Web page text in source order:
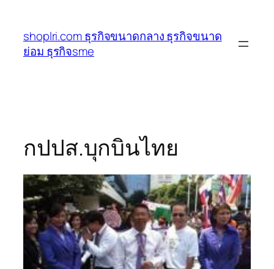
เนื้อหา
shoplri.com ธุรกิจขนาดกลาง ธุรกิจขนาด
ย่อม ธุรกิจsme
กปปส.บุกบินไทย